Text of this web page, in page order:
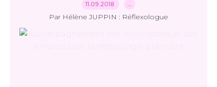
11.09.2018 …
Par Hélène JUPPIN : Réflexologue